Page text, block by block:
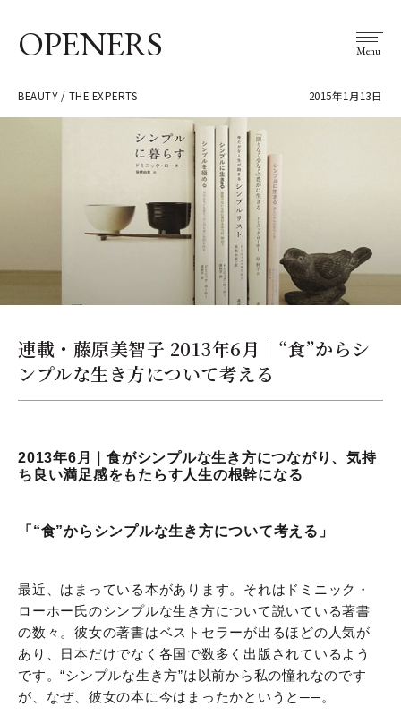
OPENERS Menu
BEAUTY / THE EXPERTS 2015年1月13日
連載・藤原美智子 2013年6月｜“食”からシ
ンプルな生き方について考える
2013年6月｜食がシンプルな生き方につながり、気持
ち良い満足感をもたらす人生の根幹になる
「“食”からシンプルな生き方について考える」
最近、はまっている本があります。それはドミニック・
ローホー氏のシンプルな生き方について説いている著書
の数々。彼女の著書はベストセラーが出るほどの人気が
あり、日本だけでなく各国で数多く出版されているよう
です。“シンプルな生き方”は以前から私の憧れなのです
が、なぜ、彼女の本に今はまったかというと ──。